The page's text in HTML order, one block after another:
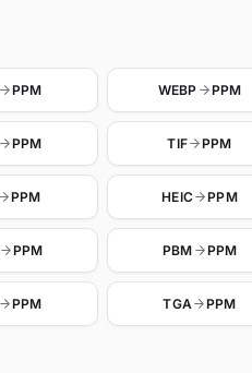
PPM WEBP PPM
PPM TIF PPM
PPM HEIC PPM
PPM PBM PPM
PPM TGA PPM